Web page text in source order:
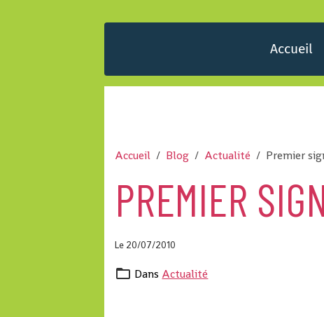
Accueil
Accueil Blog Actualité Premier
PREMIER
Le 20/07/2010
Dans Actualité